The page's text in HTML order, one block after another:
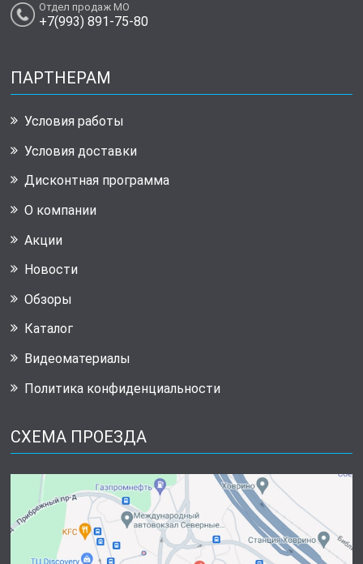
Отдел продаж МО
+7(993) 891-75-80
ПАРТНЕРАМ
Условия работы
Условия доставки
Дисконтная программа
О компании
Акции
Новости
Обзоры
Каталог
Видеоматериалы
Политика конфиденциальности
СХЕМА ПРОЕЗДА